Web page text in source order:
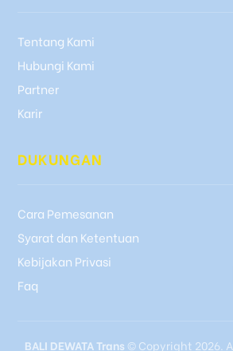
Tentang Kami
Hubungi Kami
Partner
Karir
DUKUNGAN
Cara Pemesanan
Syarat dan Ketentuan
Kebijakan Privasi
Faq
BALI DEWATA Trans © Copyright 2026.